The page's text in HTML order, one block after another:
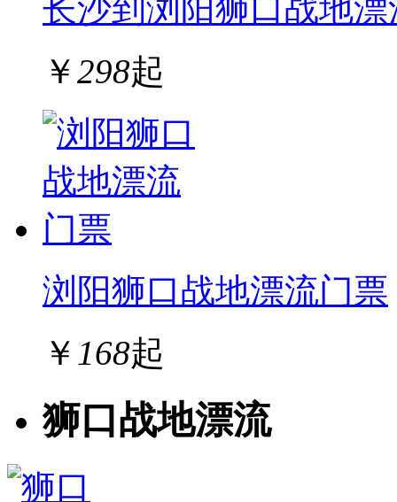
长沙到浏阳狮口战地
￥298起
浏阳狮口战地漂流门票
￥ 168起
狮口战地漂流